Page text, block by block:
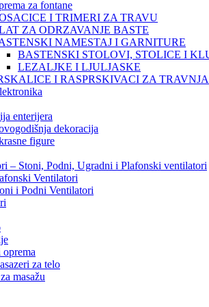
za fontane
I TRIMERI ZA TRAVU
ZA ODRZAVANJE BASTE
NAMESTAJ I GARNITURE
BASTENSKI STOLOVI, STOLICE I
LEZALJKE I LJULJASKE
I RASPRSKIVACI ZA
enterijera
dekoracija
figure
– Stoni, Podni, Ugradni i Plafonski ventilatori
Ventilatori
i Podni Ventilatori
za telo
masažu